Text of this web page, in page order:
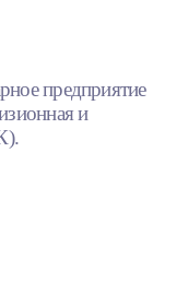
предприятие
и